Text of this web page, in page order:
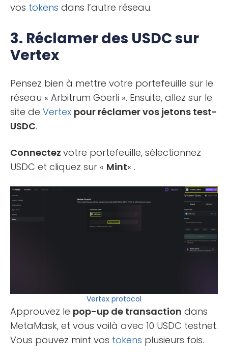
vos tokens dans l’autre réseau.
3. Réclamer des USDC sur
Vertex
Pensez bien à mettre votre portefeuille sur le
réseau « Arbitrum Goerli ». Ensuite, allez sur le
site de Vertex pour réclamer vos jetons test-
USDC.
Connectez votre portefeuille, sélectionnez
USDC et cliquez sur « Mint« .
Vertex protocol
Approuvez le pop-up de transaction dans
MetaMask, et vous voilà avec 10 USDC testnet.
Vous pouvez mint vos tokens plusieurs fois.